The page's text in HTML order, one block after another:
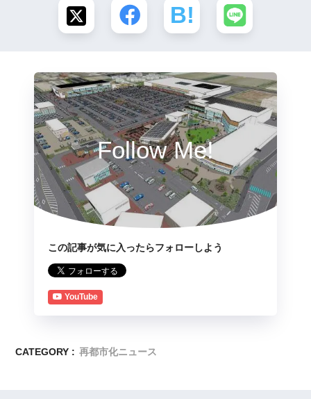
Follow Me!
この記事が気に入ったらフォローしよう
YouTube
CATEGORY : 再都市化ニュース